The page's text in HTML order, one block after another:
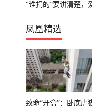
“谁捐的”要讲清楚，
凤凰精选
致命“开盒”：卧底虐
轮播中